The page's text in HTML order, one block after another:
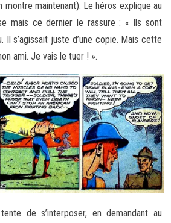
montre maintenant). Le héros explique au
mais ce dernier le rassure : « Ils sont
Il s’agissait juste d’une copie. Mais cette
ami. Je vais le tuer ! ».
de s’interposer, en demandant au